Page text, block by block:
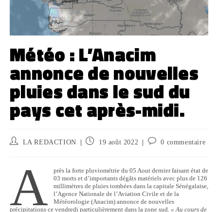
Météo : L’Anacim
annonce de nouvelles
pluies dans le sud du
pays cet après-midi.
LA REDACTION 19 août 2022 0 commentaire
A
près la forte pluviométrie du 05 Aout dernier faisant état de
03 morts et d’importants dégâts matériels avec plus de 126
millimètres de pluies tombées dans la capitale Sénégalaise,
l’Agence Nationale de l’Aviation Civile et de la
Météorologie (Anacim) annonce de nouvelles
précipitations ce vendredi particulièrement dans la zone sud. « Au cours de